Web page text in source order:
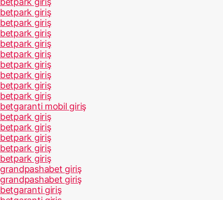
betpark giriş
betpark giriş
betpark giriş
betpark giriş
betpark giriş
betpark giriş
betpark giriş
betpark giriş
betpark giriş
betgaranti mobil giriş
betpark giriş
betpark giriş
betpark giriş
betpark giriş
betpark giriş
grandpashabet giriş
grandpashabet giriş
betgaranti giriş